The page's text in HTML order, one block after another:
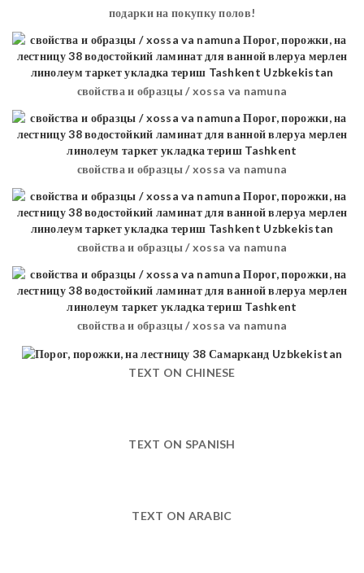
подарки на покупку полов!
свойства и образцы / xossa va namuna
свойства и образцы / xossa va namuna
свойства и образцы / xossa va namuna
свойства и образцы / xossa va namuna
TEXT ON CHINESE
TEXT ON SPANISH
TEXT ON ARABIC